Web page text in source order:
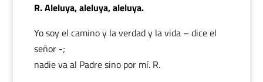
R. Aleluya, aleluya, aleluya.
Yo soy el camino y la verdad y la vida – dice el
señor -;
nadie va al Padre sino por mí. R.